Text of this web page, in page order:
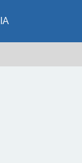
IA